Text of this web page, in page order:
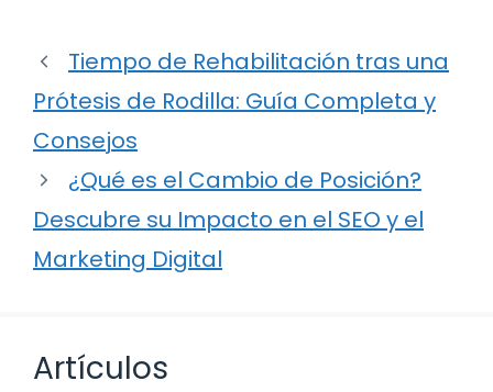
Tiempo de Rehabilitación tras una
Prótesis de Rodilla: Guía Completa y
Consejos
¿Qué es el Cambio de Posición?
Descubre su Impacto en el SEO y el
Marketing Digital
Artículos